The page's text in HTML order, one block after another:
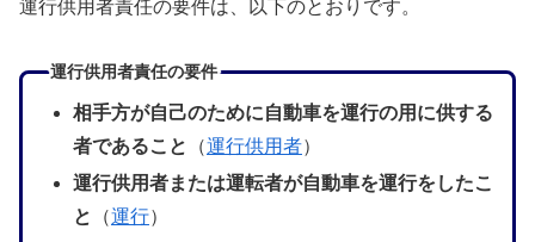
運行供用者責任の要件は、以下のとおりです。
運行供用者責任の要件
相手方が自己のために自動車を運行の用に供する
者であること
（運行供用者）
運行供用者または運転者が自動車を運行をしたこ
と
（運行）